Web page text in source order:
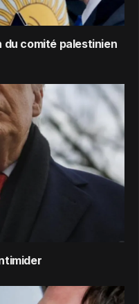
comité palestinien